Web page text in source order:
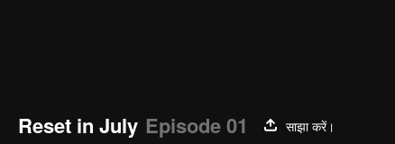
Reset in July Episode 01
साझा करें।